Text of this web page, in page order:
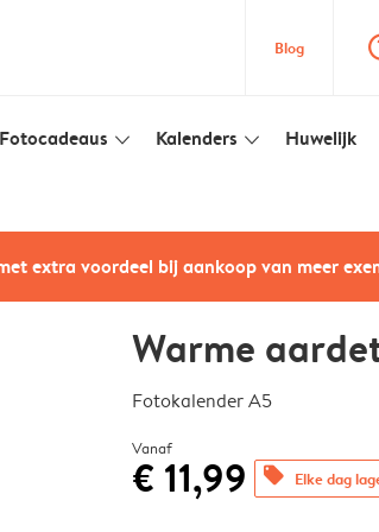
Blog
Fotocadeaus slim_arrow_down Kalenders slim_arrow_down Huwelijk
extra voordeel bij aankoop van meer
Warme
Fotokalender A5
Vanaf
€ 11,99 offers Elke dag